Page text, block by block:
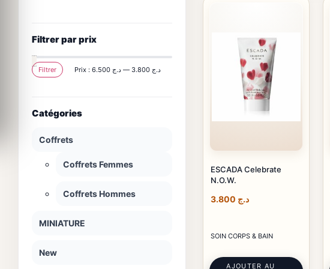
Filtrer par prix
Prix
min
Prix
max
Filtrer Prix : د.ج 3.800 — د.ج 6.500
Catégories
Coffrets
Coffrets Femmes
Coffrets Hommes
MINIATURE
New
ESCADA Celebrate
N.O.W.
د.ج
SOIN CORPS & BAIN
AJOUTER AU